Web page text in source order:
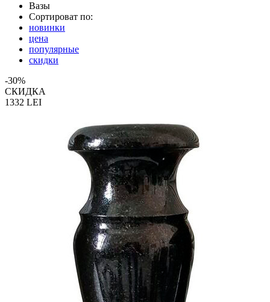
Вазы
Сортироват по:
новинки
цена
популярные
скидки
-30%
СКИДКА
1332 LEI